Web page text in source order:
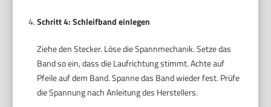
Schritt 4: Schleifband einlegen
Ziehe den Stecker. Löse die Spannmechanik. Setze das
Band so ein, dass die Laufrichtung stimmt. Achte auf
Pfeile auf dem Band. Spanne das Band wieder fest. Prüfe
die Spannung nach Anleitung des Herstellers.